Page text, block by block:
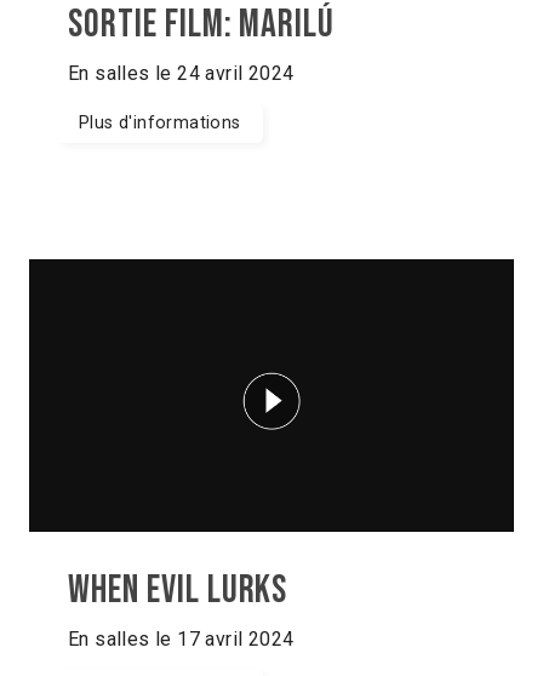
Sortie film: Marilú
En salles le 24 avril 2024
Plus d'informations
When evil lurks
En salles le 17 avril 2024